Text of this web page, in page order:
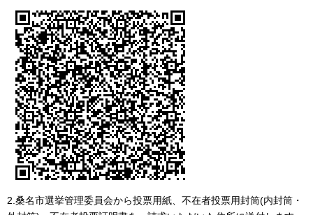
2.桑名市選挙管理委員会から投票用紙、不在者投票用封筒(内封筒・